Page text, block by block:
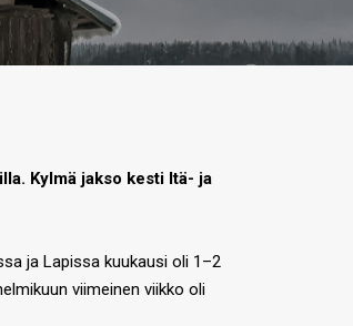
Kylmä jakso kesti Itä- ja
ja Lapissa kuukausi oli 1–2
viimeinen viikko oli